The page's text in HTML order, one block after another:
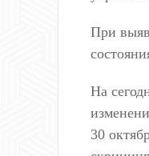
При
На
30